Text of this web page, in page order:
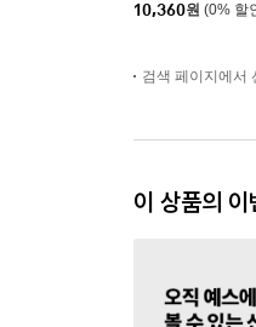
10,360원 (0% 할
검색 페이지에서
이 상품의 이